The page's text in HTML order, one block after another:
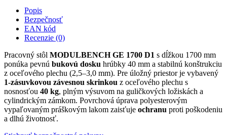
Popis
Bezpečnosť
EAN kód
Recenzie (0)
Pracovný stôl MODULBENCH GE 1700 D1 s dĺžkou 1700 mm
ponúka pevnú bukovú dosku hrúbky 40 mm a stabilnú konštrukciu
z oceľového plechu (2,5–3,0 mm). Pre úložný priestor je vybavený
1-zásuvkovou závesnou skrinkou z oceľového plechu s
nosnosťou 40 kg, plným výsuvom na guličkových ložiskách a
cylindrickým zámkom. Povrchová úprava polyesterovým
vypaľovaným práškovým lakom zaisťuje ochranu proti poškodeniu
a dlhú životnosť.